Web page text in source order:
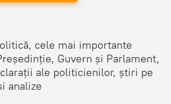
cele mai importante
Guvern și Parlament,
ale politicienilor, știri pe
analize